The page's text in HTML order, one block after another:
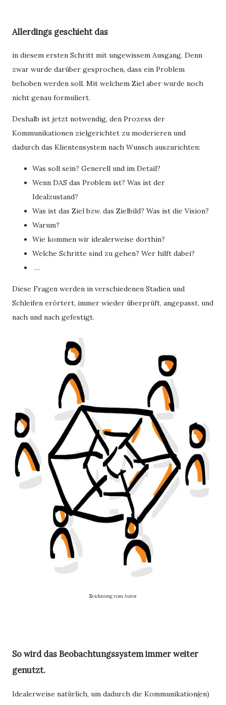
Allerdings geschieht das
in diesem ersten Schritt mit ungewissem Ausgang. Denn
zwar wurde darüber gesprochen, dass ein Problem
behoben werden soll. Mit welchem Ziel aber wurde noch
nicht genau formuliert.
Deshalb ist jetzt notwendig, den Prozess der
Kommunikationen zielgerichtet zu moderieren und
dadurch das Klientensystem nach Wunsch auszurichten:
Was soll sein? Generell und im Detail?
Wenn DAS das Problem ist? Was ist der
Idealzustand?
Was ist das Ziel bzw. das Zielbild? Was ist die Vision?
Warum?
Wie kommen wir idealerweise dorthin?
Welche Schritte sind zu gehen? Wer hilft dabei?
…
Diese Fragen werden in verschiedenen Stadien und
Schleifen erörtert, immer wieder überprüft, angepasst, und
nach und nach gefestigt.
Zeichnung vom Autor
So wird das Beobachtungssystem immer weiter
genutzt.
Idealerweise natürlich, um dadurch die Kommunikation(en)